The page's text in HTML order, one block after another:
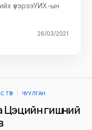
үеэрээУИХ-ын
26/03/2021
ТӨР ЧУУЛГАН
гишүүний